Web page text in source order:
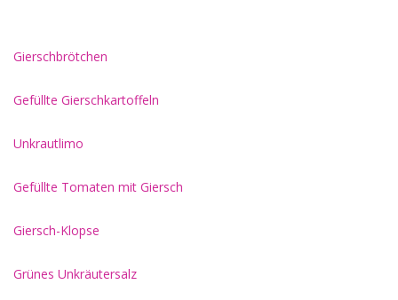
Gierschbrötchen
Gefüllte Gierschkartoffeln
Unkrautlimo
Gefüllte Tomaten mit Giersch
Giersch-Klopse
Grünes Unkräutersalz